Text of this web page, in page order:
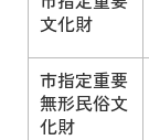
文化財
市指定重要
無形民俗文
化財